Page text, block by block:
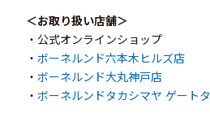
＜お取り扱い店舗＞
・公式オンラインショップ
・ ボーネルンド六本木ヒルズ店
・ ボーネルンド大丸神戸店
・ ボーネルンドタカシマヤ ゲート